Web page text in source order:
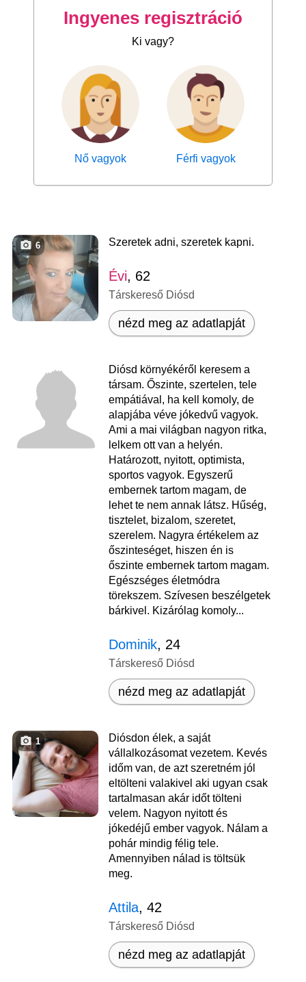
Ingyenes regisztráció
Ki vagy?
Nő vagyok Férfi vagyok
6 Szeretek adni, szeretek kapni.
Évi, 62
Társkereső Diósd
nézd meg az adatlapját
Diósd környékéről keresem a
társam. Őszinte, szertelen, tele
empátiával, ha kell komoly, de
alapjába véve jókedvű vagyok.
Ami a mai világban nagyon ritka,
lelkem ott van a helyén.
Határozott, nyitott, optimista,
sportos vagyok. Egyszerű
embernek tartom magam, de
lehet te nem annak látsz. Hűség,
tisztelet, bizalom, szeretet,
szerelem. Nagyra értékelem az
őszinteséget, hiszen én is
őszinte embernek tartom magam.
Egészséges életmódra
törekszem. Szívesen beszélgetek
bárkivel. Kizárólag komoly...
Dominik, 24
Társkereső Diósd
nézd meg az adatlapját
1
Diósdon élek, a saját
vállalkozásomat vezetem. Kevés
időm van, de azt szeretném jól
eltölteni valakivel aki ugyan csak
tartalmasan akár időt tölteni
velem. Nagyon nyitott és
jókedéjű ember vagyok. Nálam a
pohár mindig félig tele.
Amennyiben nálad is töltsük
meg.
Attila, 42
Társkereső Diósd
nézd meg az adatlapját